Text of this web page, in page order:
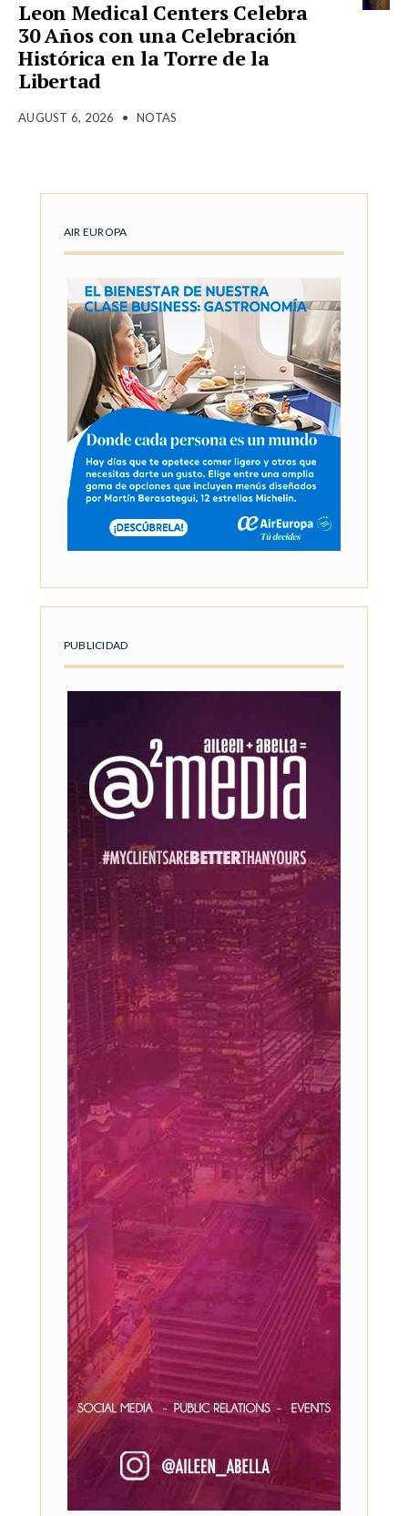
Leon Medical Centers Celebra
30 Años con una Celebración
Histórica en la Torre de la
Libertad
AUGUST 6, 2026 • NOTAS
AIR EUROPA
PUBLICIDAD